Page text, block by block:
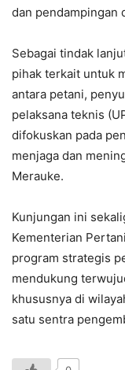
dan pendampingan
Sebagai tindak
pihak terkait untuk
antara petani,
pelaksana teknis
difokuskan pada
menjaga dan
Merauke.
Kunjungan ini
Kementerian
program strategis
mendukung
khususnya di
satu sentra